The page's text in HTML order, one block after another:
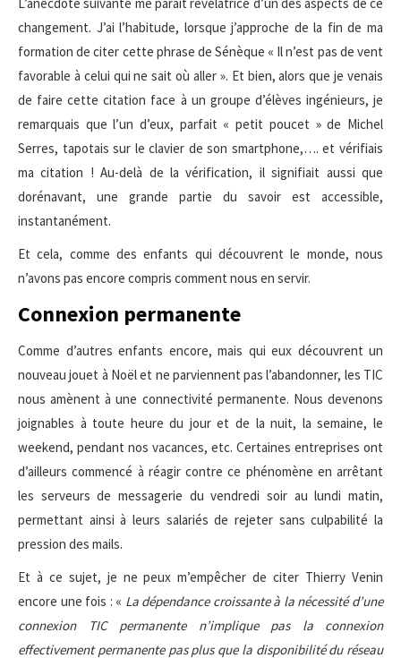
changement. J’ai l’habitude, lorsque j’approche de la fin de ma
formation de citer cette phrase de Sénèque « Il n’est pas de vent
favorable à celui qui ne sait où aller ». Et bien, alors que je venais
de faire cette citation face à un groupe d’élèves ingénieurs, je
remarquais que l’un d’eux, parfait « petit poucet » de Michel
Serres, tapotais sur le clavier de son smartphone,…. et vérifiais
ma citation ! Au-delà de la vérification, il signifiait aussi que
dorénavant, une grande partie du savoir est accessible,
instantanément.
Et cela, comme des enfants qui découvrent le monde, nous
n’avons pas encore compris comment nous en servir.
Connexion permanente
Comme d’autres enfants encore, mais qui eux découvrent un
nouveau jouet à Noël et ne parviennent pas l’abandonner, les TIC
nous amènent à une connectivité permanente. Nous devenons
joignables à toute heure du jour et de la nuit, la semaine, le
weekend, pendant nos vacances, etc. Certaines entreprises ont
d’ailleurs commencé à réagir contre ce phénomène en arrêtant
les serveurs de messagerie du vendredi soir au lundi matin,
permettant ainsi à leurs salariés de rejeter sans culpabilité la
pression des mails.
Et à ce sujet, je ne peux m’empêcher de citer Thierry Venin
encore une fois : « La dépendance croissante à la nécessité d’une
connexion TIC permanente n’implique pas la connexion
effectivement permanente pas plus que la disponibilité du réseau